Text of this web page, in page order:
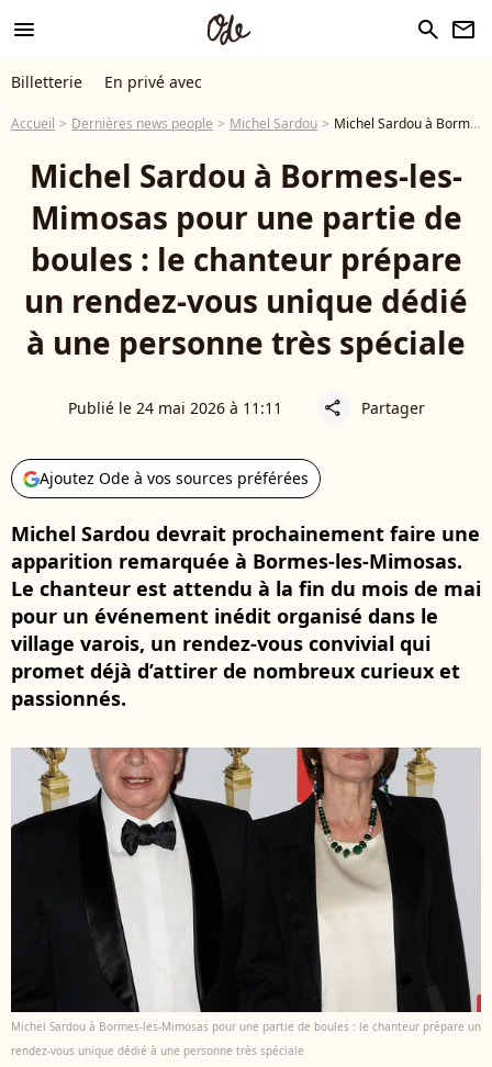
menu search newsletter
Billetterie En privé avec
Accueil Dernières news people Michel Sardou Michel Sardou à Bormes-les-Mimosas pour une partie de boules : le chanteur prépare un rendez-vous unique dédié à une personne très spéciale
Michel Sardou à Bormes-les-
Mimosas pour une partie de
boules : le chanteur prépare
un rendez-vous unique dédié
à une personne très spéciale
Publié le 24 mai 2026 à 11:11 share Partager
Ajoutez Ode à vos sources préférées
Michel Sardou devrait prochainement faire une
apparition remarquée à Bormes-les-Mimosas.
Le chanteur est attendu à la fin du mois de mai
pour un événement inédit organisé dans le
village varois, un rendez-vous convivial qui
promet déjà d’attirer de nombreux curieux et
passionnés.
Michel Sardou à Bormes-les-Mimosas pour une partie de boules : le chanteur prépare un
rendez-vous unique dédié à une personne très spéciale